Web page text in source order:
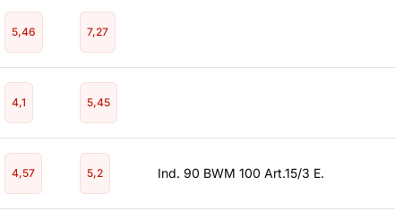
5,46 7,27
4,1 5,45
4,57 5,2 Ind. 90 BWM 100 Art.15/3 E.